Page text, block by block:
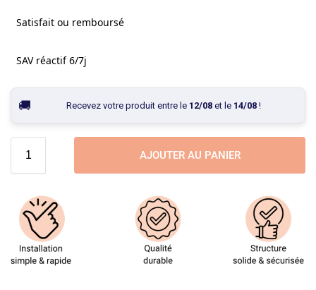
Satisfait ou remboursé
SAV réactif 6/7j
Recevez votre produit entre le 12/08et le 14/08!
AJOUTER AU PANIER